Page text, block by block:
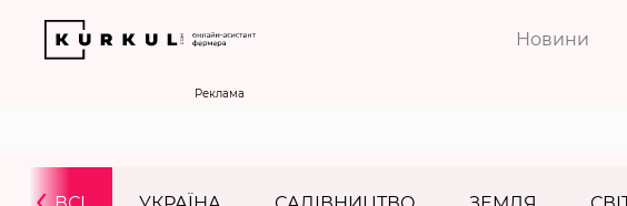
Новини
Реклама